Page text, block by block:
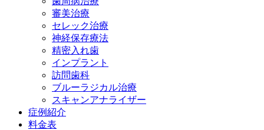
審美治療
セレック治療
神経保存療法
精密入れ歯
インプラント
訪問歯科
ブルーラジカル治療
スキャンアナライザー
症例紹介
料金表